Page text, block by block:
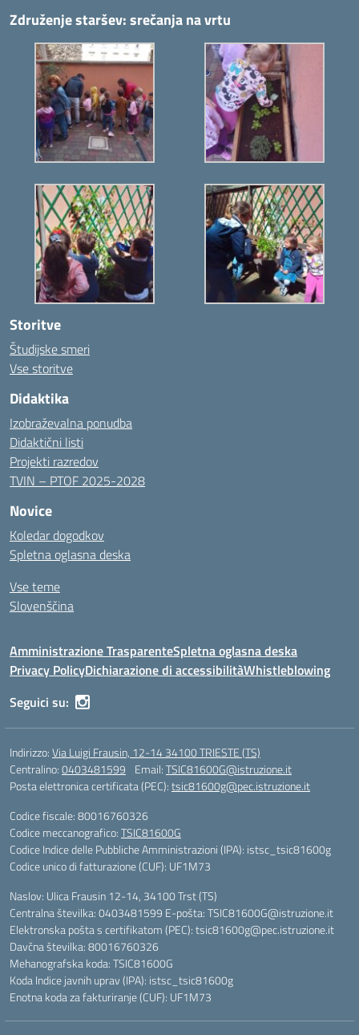
Združenje staršev: srečanja na vrtu
Storitve
Študijske smeri
Vse storitve
Didaktika
Izobraževalna ponudba
Didaktični listi
Projekti razredov
TVIN – PTOF 2025-2028
Novice
Koledar dogodkov
Spletna oglasna deska
Vse teme
Slovenščina
Amministrazione TrasparenteSpletna oglasna deska
Privacy PolicyDichiarazione di accessibilitàWhistleblowing
Seguici su:
Indirizzo:Via Luigi Frausin, 12-14 34100 TRIESTE (TS)
Centralino:0403481599 Email:TSIC81600G@istruzione.it
Posta elettronica certificata (PEC):tsic81600g@pec.istruzione.it
Codice fiscale: 80016760326
Codice meccanografico:TSIC81600G
Codice Indice delle Pubbliche Amministrazioni (IPA): istsc_tsic81600g
Codice unico di fatturazione (CUF): UF1M73
Naslov: Ulica Frausin 12-14, 34100 Trst (TS)
Centralna številka: 0403481599 E-pošta: TSIC81600G@istruzione.it
Elektronska pošta s certifikatom (PEC): tsic81600g@pec.istruzione.it
Davčna številka: 80016760326
Mehanografska koda: TSIC81600G
Koda Indice javnih uprav (IPA): istsc_tsic81600g
Enotna koda za fakturiranje (CUF): UF1M73